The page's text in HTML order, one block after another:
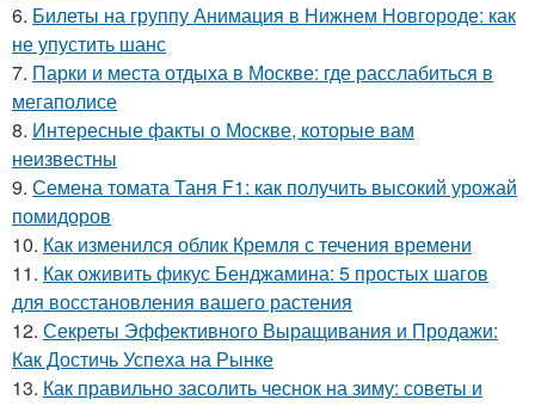
6. Билеты на группу Анимация в Нижнем Новгороде: как
не упустить шанс
7. Парки и места отдыха в Москве: где расслабиться в
мегаполисе
8. Интересные факты о Москве, которые вам
неизвестны
9. Семена томата Таня F1: как получить высокий урожай
помидоров
10. Как изменился облик Кремля с течения времени
11. Как оживить фикус Бенджамина: 5 простых шагов
для восстановления вашего растения
12. Секреты Эффективного Выращивания и Продажи:
Как Достичь Успеха на Рынке
13. Как правильно засолить чеснок на зиму: советы и